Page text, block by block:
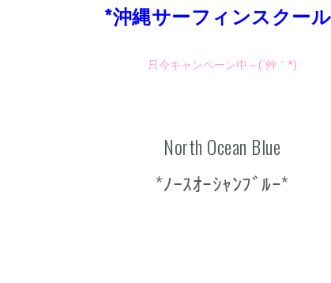
*沖縄サーフィンスクー
只今キャンペーン中～(´艸｀*)
North Ocean Blue
*ﾉｰｽｵｰｼｬﾝﾌﾞﾙｰ*